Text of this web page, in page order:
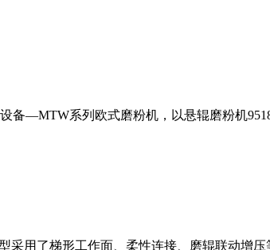
备—MTW系列欧式磨粉机，以悬辊磨粉机
用了梯形工作面、柔性连接、磨辊联动增